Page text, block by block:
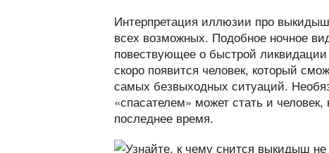
Интерпретация иллюзии про
всех возможных. Подобное ночное
повествующее о быстрой
скоро появится человек, который
самых безвыходных ситуаций.
«спасателем» может стать и
последнее время.